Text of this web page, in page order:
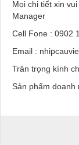
Mọi chi tiết xin
Manager
Cell Fone : 0902
Email :
Trân trọng kính
Sản phẩm doanh